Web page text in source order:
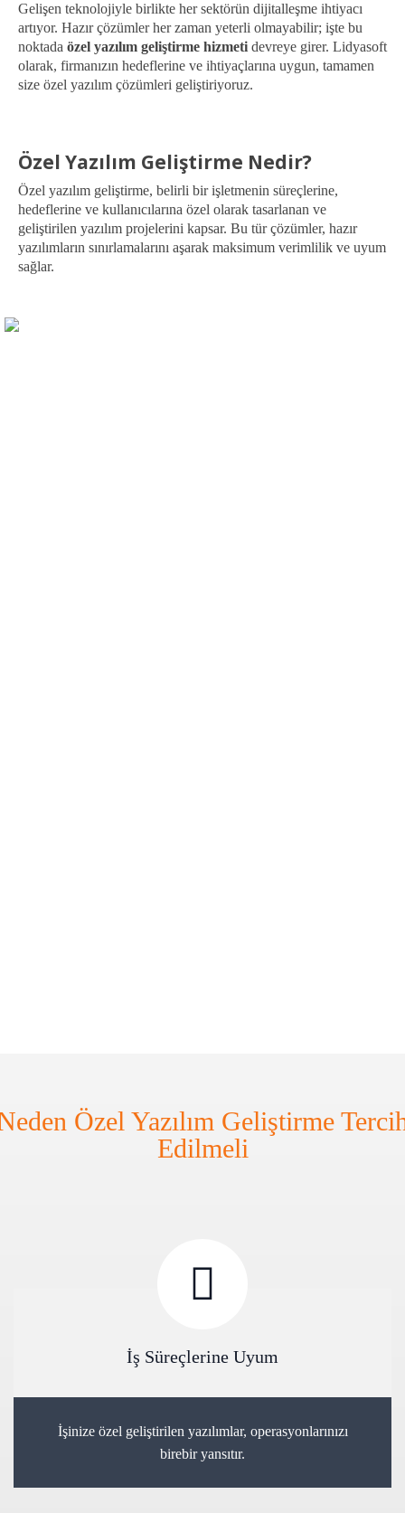
Gelişen teknolojiyle birlikte her sektörün dijitalleşme ihtiyacı
artıyor. Hazır çözümler her zaman yeterli olmayabilir; işte bu
noktada özel yazılım geliştirme hizmeti devreye girer. Lidyasoft
olarak, firmanızın hedeflerine ve ihtiyaçlarına uygun, tamamen
size özel yazılım çözümleri geliştiriyoruz.
Özel Yazılım Geliştirme Nedir?
Özel yazılım geliştirme, belirli bir işletmenin süreçlerine,
hedeflerine ve kullanıcılarına özel olarak tasarlanan ve
geliştirilen yazılım projelerini kapsar. Bu tür çözümler, hazır
yazılımların sınırlamalarını aşarak maksimum verimlilik ve uyum
sağlar.
Özel Yazılım Geliştirme
Edilmeli
İş Süreçlerine Uyum
İşinize özel geliştirilen yazılımlar, operasyonlarınızı
birebir yansıtır.